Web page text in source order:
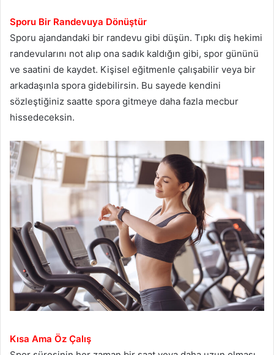
Sporu Bir Randevuya Dönüştür
Sporu ajandandaki bir randevu gibi düşün. Tıpkı diş hekimi
randevularını not alıp ona sadık kaldığın gibi, spor gününü
ve saatini de kaydet. Kişisel eğitmenle çalışabilir veya bir
arkadaşınla spora gidebilirsin. Bu sayede kendini
sözleştiğiniz saatte spora gitmeye daha fazla mecbur
hissedeceksin.
Kısa Ama Öz Çalış